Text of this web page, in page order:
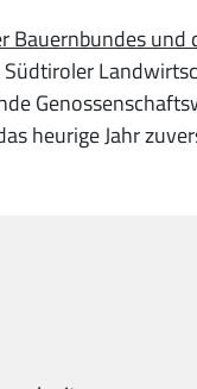
und
heurige Jahr